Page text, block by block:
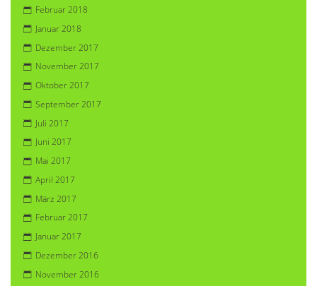
Februar 2018
Januar 2018
Dezember 2017
November 2017
Oktober 2017
September 2017
Juli 2017
Juni 2017
Mai 2017
April 2017
März 2017
Februar 2017
Januar 2017
Dezember 2016
November 2016